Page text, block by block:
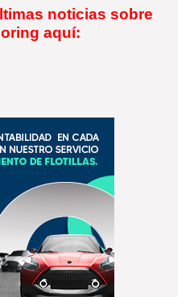
noticias sobre
aquí: